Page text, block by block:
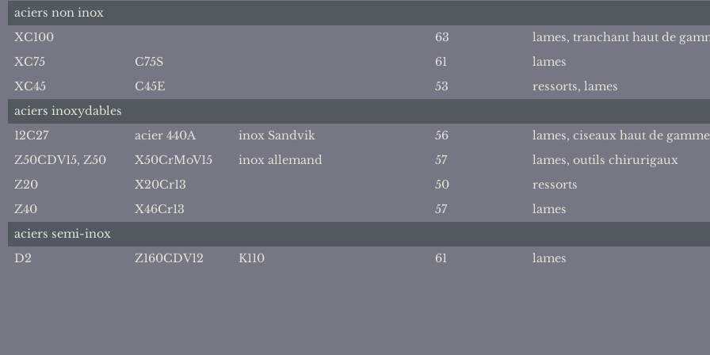
aciers non inox
XC100
63
lames, tranchant haut de
XC75
C75S 61
lames
XC45
C45E 53
ressorts, lames
aciers inoxydables
12C27
acier 440A inox Sandvik 56
lames, ciseaux haut de gamme
Z50CDV15, Z50
X50CrMoV15 inox allemand 57
lames, outils chirurigaux
Z20
X20Cr13 50
ressorts
Z40
X46Cr13 57
lames
aciers semi-inox
D2
Z160CDV12 K110 61 lames